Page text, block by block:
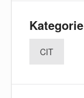
Kategorie
CIT